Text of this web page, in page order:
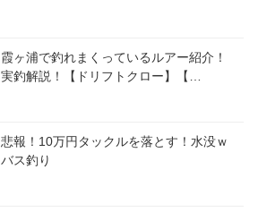
霞ヶ浦で釣れまくっているルアー紹介！
実釣解説！【ドリフトクロー】【…
悲報！10万円タックルを落とす！水没ｗ
バス釣り